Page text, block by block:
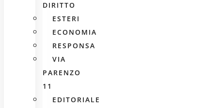
DIRITTO
ESTERI
ECONOMIA
RESPONSA
VIA
PARENZO
11
EDITORIALE